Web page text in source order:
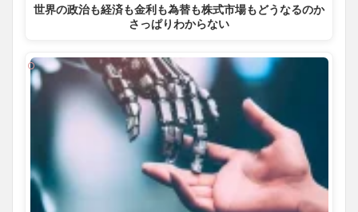
世界の政治も経済も金利も為替も株式市場もどうなるのか
さっぱりわからない